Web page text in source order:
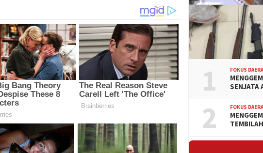
1 FOKUS
SENJATA
2 FOKUS